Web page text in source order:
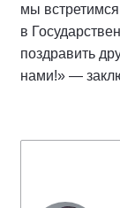
мы
в
поздравить
нами!» —